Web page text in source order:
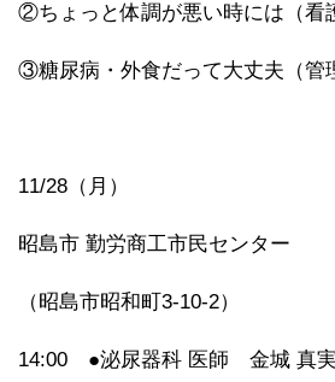
②ちょっと体調が悪い時には（看
③糖尿病・外食だって大丈夫（管
11/28（月）
昭島市 勤労商工市民センター
（昭島市昭和町3-10-2）
14:00 ●泌尿器科 医師 金城 真実